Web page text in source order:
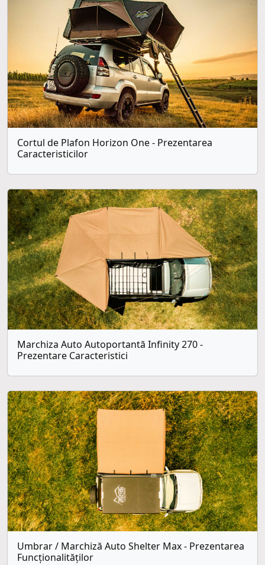
Cortul de Plafon Horizon One - Prezentarea
Caracteristicilor
Marchiza Auto Autoportantă Infinity 270 -
Prezentare Caracteristici
Umbrar / Marchiză Auto Shelter Max - Prezentarea
Funcționalităților